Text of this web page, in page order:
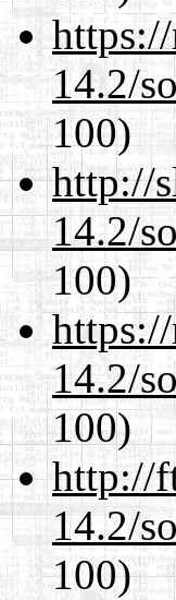
14.2/
100)
http://
14.2/
100)
14.2/
100)
http://
14.2/
100)